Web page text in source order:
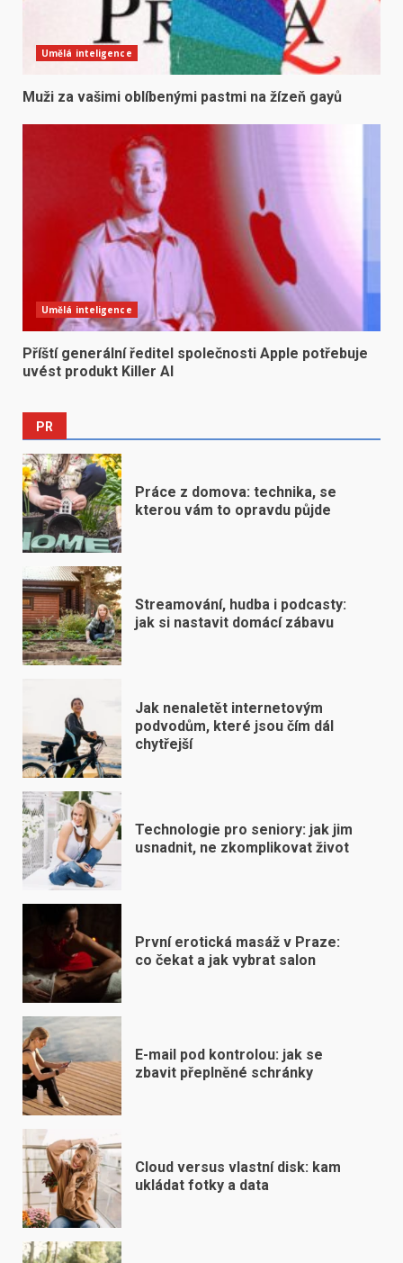
Umělá inteligence
Muži za vašimi oblíbenými pastmi na žízeň gayů
Umělá inteligence
Příští generální ředitel společnosti Apple potřebuje
uvést produkt Killer AI
PR
Práce z domova: technika, se
kterou vám to opravdu půjde
Streamování, hudba i podcasty:
jak si nastavit domácí zábavu
Jak nenaletět internetovým
podvodům, které jsou čím dál
chytřejší
Technologie pro seniory: jak jim
usnadnit, ne zkomplikovat život
První erotická masáž v Praze:
co čekat a jak vybrat salon
E-mail pod kontrolou: jak se
zbavit přeplněné schránky
Cloud versus vlastní disk: kam
ukládat fotky a data